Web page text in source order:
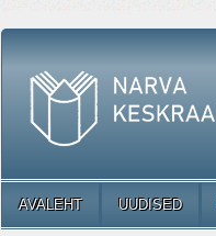
AVALEHT UUDISED